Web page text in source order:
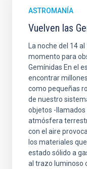
ASTROMANÍA
Vuelven las
La noche del 14
momento para
Gemínidas En el
encontrar
como pequeñas
de nuestro
objetos -
atmósfera
con el aire
los materiales
estado sólido a
al trazo luminoso